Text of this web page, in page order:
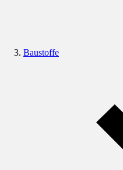
Baustoffe